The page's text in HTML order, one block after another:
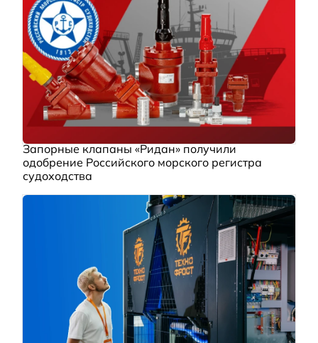
Запорные клапаны «Ридан» получили
одобрение Российского морского регистра
судоходства